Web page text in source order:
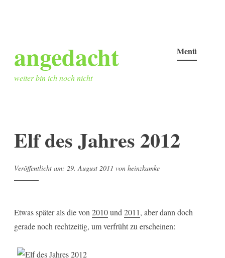
springen
angedacht
weiter bin ich noch nicht
Menü
Elf des Jahres 2012
Veröffentlicht am: 29. August 2011 von heinzkamke
Etwas später als die von 2010und 2011, aber dann doch
gerade noch rechtzeitig, um verfrüht zu erscheinen: